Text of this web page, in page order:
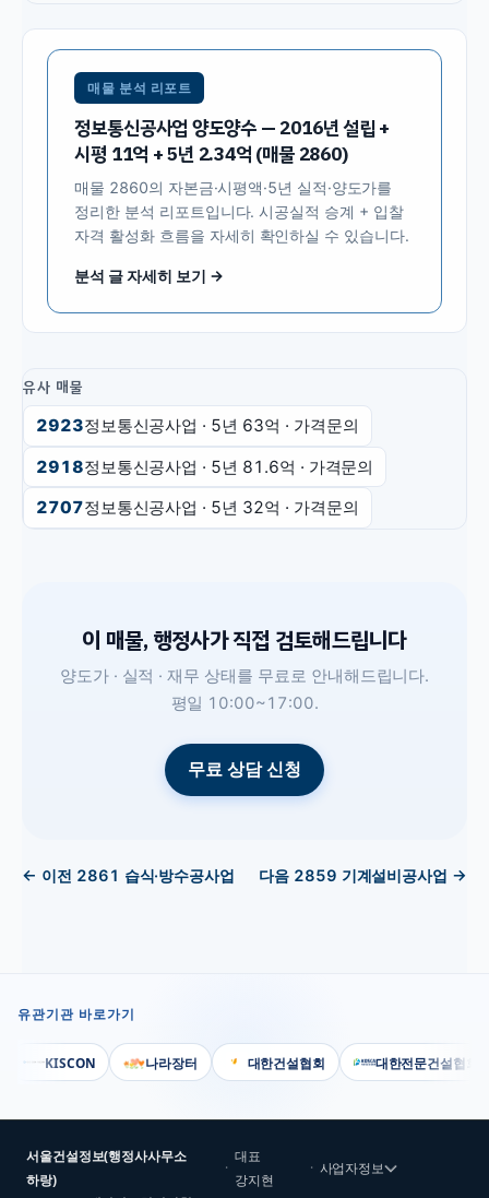
매물 분석 리포트
정보통신공사업 양도양수 — 2016년 설립 +
시평 11억 + 5년 2.34억 (매물 2860)
매물 2860의 자본금·시평액·5년 실적·양도가를
정리한 분석 리포트입니다. 시공실적 승계 + 입찰
자격 활성화 흐름을 자세히 확인하실 수 있습니다.
분석 글 자세히 보기 →
유사 매물
2923정보통신공사업 · 5년 63억 · 가격문의
2918정보통신공사업 · 5년 81.6억 · 가격문의
2707정보통신공사업 · 5년 32억 · 가격문의
이 매물, 행정사가 직접 검토해드립니다
양도가 · 실적 · 재무 상태를 무료로 안내해드립니다.
평일 10:00~17:00.
무료 상담 신청
← 이전 2861 습식·방수공사업 다음 2859 기계설비공사업 →
유관기관 바로가기
KISCON 나라장터 대한건설협회 대한전문건설협회
서울건설정보(행정사사무소
하랑)
·
대표
강지현
· 사업자정보